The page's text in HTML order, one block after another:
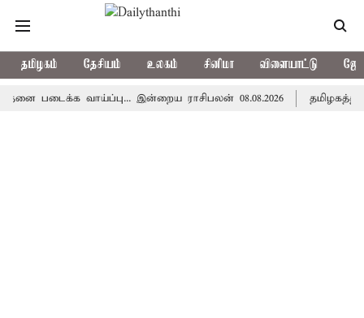
தமிழகம் தேசியம் உலகம் சினிமா விளையாட்டு
வாய்ப்பு... இன்றைய ராசிபலன் 08.08.2026 தமிழகத்தில்